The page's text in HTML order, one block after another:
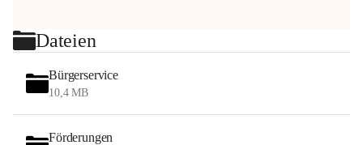
Dateien
Bürgerservice
10,4 MB
Förderungen